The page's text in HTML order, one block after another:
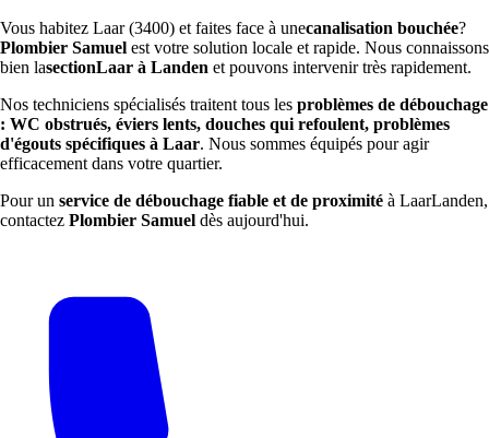
Vous habitez Laar (3400) et faites face à unecanalisation bouchée?
Plombier Samuel est votre solution locale et rapide. Nous connaissons
bien lasectionLaar à Landen et pouvons intervenir très rapidement.
Nos techniciens spécialisés traitent tous les problèmes de débouchage
: WC obstrués, éviers lents, douches qui refoulent, problèmes
d'égouts spécifiques à Laar. Nous sommes équipés pour agir
efficacement dans votre quartier.
Pour un service de débouchage fiable et de proximité à LaarLanden,
contactez Plombier Samuel dès aujourd'hui.